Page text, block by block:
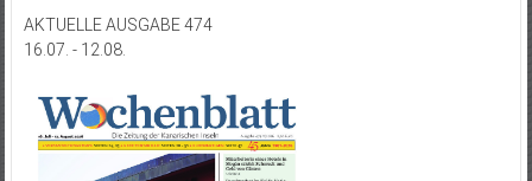
AKTUELLE AUSGABE 474
16.07. - 12.08.